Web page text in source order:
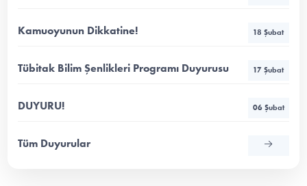
Kamuoyunun Dikkatine! 18 Şubat
Tübitak Bilim Şenlikleri Programı Duyurusu 17 Şubat
DUYURU! 06 Şubat
Tüm Duyurular